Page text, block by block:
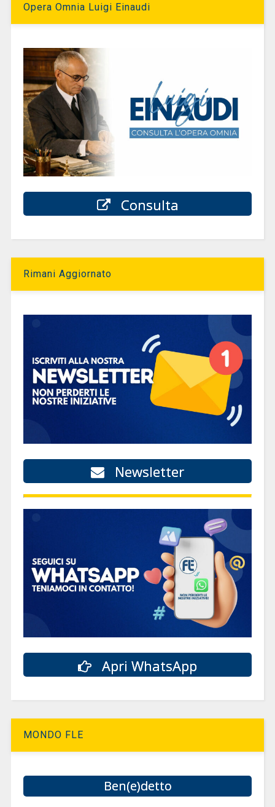
Opera Omnia Luigi Einaudi
Consulta
Rimani Aggiornato
Newsletter
Apri WhatsApp
MONDO FLE
Ben(e)detto